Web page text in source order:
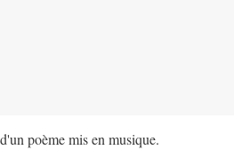
poème mis en musique.